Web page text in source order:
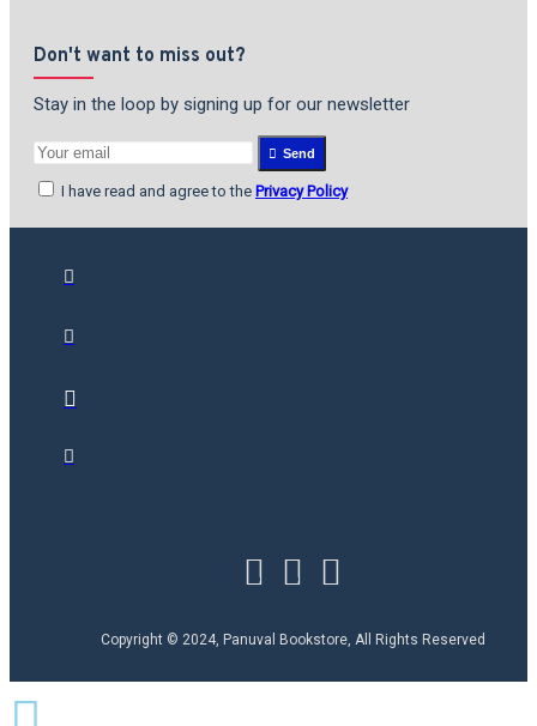
Don't want to miss out?
Stay in the loop by signing up for our newsletter
Send
I have read and agree to the Privacy Policy
Copyright © 2024, Panuval Bookstore, All Rights Reserved